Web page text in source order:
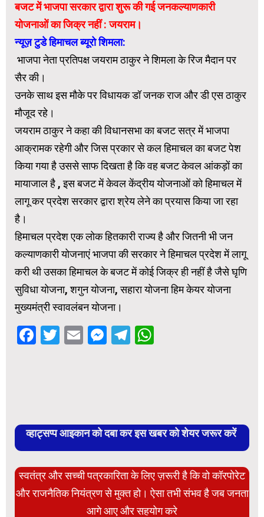
बजट में भाजपा सरकार द्वारा शुरू की गई जनकल्याणकारी
योजनाओं का जिक्र नहीं : जयराम।
न्यूज़ टुडे हिमाचल ब्यूरो शिमला:
भाजपा नेता प्रतिपक्ष जयराम ठाकुर ने शिमला के रिज मैदान पर
सैर की।
उनके साथ इस मौके पर विधायक डॉ जनक राज और डी एस ठाकुर
मौजूद रहे।
जयराम ठाकुर ने कहा की विधानसभा का बजट सत्र में भाजपा
आक्रामक रहेगी और जिस प्रकार से कल हिमाचल का बजट पेश
किया गया है उससे साफ दिखता है कि वह बजट केवल आंकड़ों का
मायाजाल है , इस बजट में केवल केंद्रीय योजनाओं को हिमाचल में
लागू कर प्रदेश सरकार द्वारा श्रेय लेने का प्रयास किया जा रहा
है।
हिमाचल प्रदेश एक लोक हितकारी राज्य है और जितनी भी जन
कल्याणकारी योजनाएं भाजपा की सरकार ने हिमाचल प्रदेश में लागू
करी थी उसका हिमाचल के बजट में कोई जिक्र ही नहीं है जैसे घृणि
सुविधा योजना, शगुन योजना, सहारा योजना हिम केयर योजना
मुख्यमंत्री स्वावलंबन योजना।
Facebook
Twitter
EmailMessenger
Telegram
व्हाट्सप्प आइकान को दबा कर इस खबर को शेयर जरूर करें
स्वतंत्र और सच्ची पत्रकारिता के लिए ज़रूरी है कि वो कॉरपोरेट
और राजनैतिक नियंत्रण से मुक्त हो। ऐसा तभी संभव है जब जनता
आगे आए और सहयोग करे